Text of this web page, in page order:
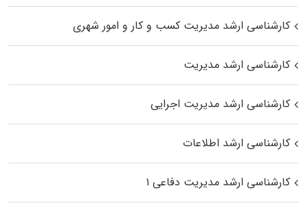
کارشناسی ارشد مدیریت کسب و کار و امور شهری
کارشناسی ارشد مدیریت
کارشناسی ارشد مدیریت اجرایی
کارشناسی ارشد اطلاعات
کارشناسی ارشد مدیریت دفاعی ۱